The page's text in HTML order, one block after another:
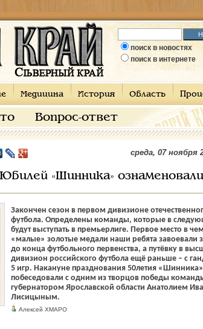
поиск в новостях
поиск в интернете
Медицина История Область
Вопрос-ответ
среда, 07 ноября
«Шинника» ознаменовали
Закончен сезон в первом дивизионе
футбола. Определены команды, которые в
будут выступать в премьер­лиге. Первое место в
«малые» золотые медали наши ребята завоевали
до конца футбольного первенства, а путёвку в
дивизион российского футбола ещё раньше – с
5 игр. Накануне празднования 50­летия
побеседовали с одним из творцов победы
губернатором Ярославской области Анатолием
Лисицыным.
Алексей ХМАРО